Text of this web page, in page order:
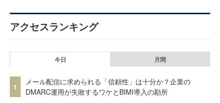
アクセスランキング
今日 月間
1
メール配信に求められる「信頼性」は十分か？企業の
DMARC運用が失敗するワケとBIMI導入の勘所